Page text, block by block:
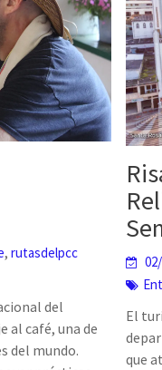
,rutasdelpcc
del
al café, una de
del mundo.
El
que